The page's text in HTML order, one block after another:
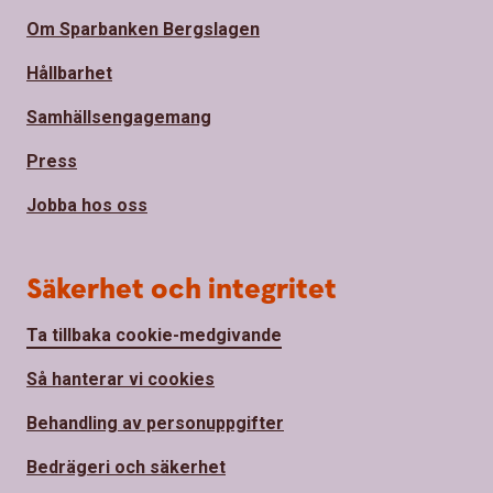
Om Sparbanken Bergslagen
Hållbarhet
Samhällsengagemang
Press
Jobba hos oss
Säkerhet och integritet
Ta tillbaka cookie-medgivande
Så hanterar vi cookies
Behandling av personuppgifter
Bedrägeri och säkerhet